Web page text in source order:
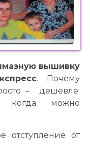
вышивку
. Почему
– дешевле.
когда можно
отступление от